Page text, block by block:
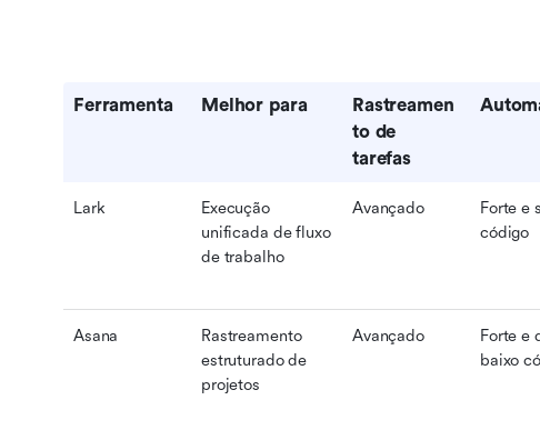
Ferramenta Melhor para
Rastreamen
to de
tarefas
Lark
Execução
unificada de fluxo
de trabalho
Avançado
Forte e
código
Asana
Rastreamento
estruturado de
projetos
Avançado
Forte e
baixo